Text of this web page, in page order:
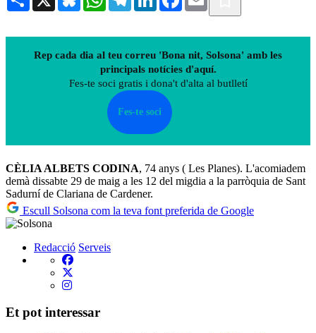
Rep cada dia al teu correu 'Bona nit, Solsona' amb les
principals notícies d'aquí.
Fes-te soci gratis i dona't d'alta al butlletí
Fes-te soci
CÈLIA ALBETS CODINA, 74 anys ( Les Planes). L'acomiadem
demà dissabte 29 de maig a les 12 del migdia a la parròquia de Sant
Sadurní de Clariana de Cardener.
Escull Solsona com la teva font preferida de Google
Redacció Serveis
Et pot interessar